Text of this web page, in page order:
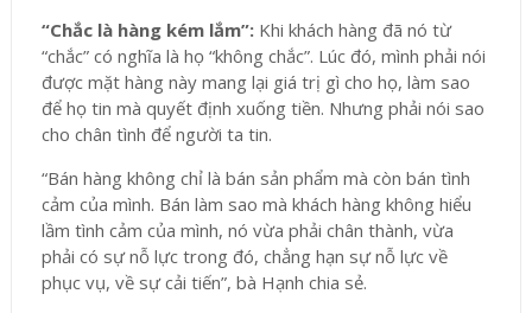
“Chắc là hàng kém lắm”: Khi khách hàng đã nó từ
“chắc” có nghĩa là họ “không chắc”. Lúc đó, mình phải nói
được mặt hàng này mang lại giá trị gì cho họ, làm sao
để họ tin mà quyết định xuống tiền. Nhưng phải nói sao
cho chân tình để người ta tin.
“Bán hàng không chỉ là bán sản phẩm mà còn bán tình
cảm của mình. Bán làm sao mà khách hàng không hiểu
lầm tình cảm của mình, nó vừa phải chân thành, vừa
phải có sự nỗ lực trong đó, chẳng hạn sự nỗ lực về
phục vụ, về sự cải tiến”, bà Hạnh chia sẻ.